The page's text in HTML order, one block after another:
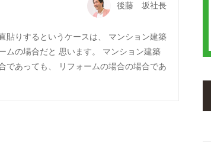
後藤 坂社長
貼りするというケースは、 マンション建築
ムの場合だと 思います。 マンション建築
であっても、 リフォームの場合の場合であ